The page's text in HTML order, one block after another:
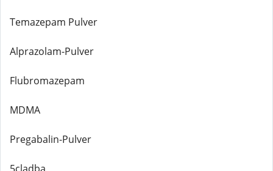
Temazepam Pulver
Alprazolam-Pulver
Flubromazepam
MDMA
Pregabalin-Pulver